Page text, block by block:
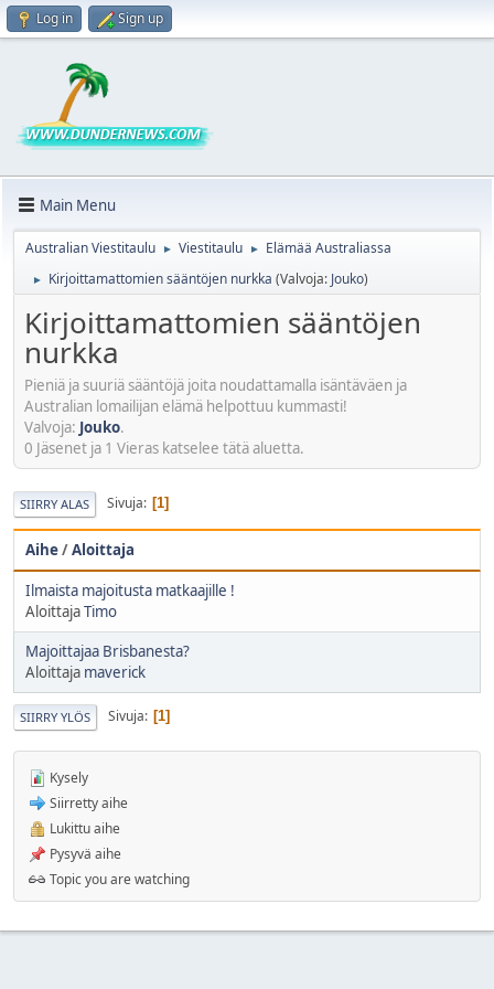
Log in Sign up
Main Menu
Australian Viestitaulu ► Viestitaulu ► Elämää Australiassa
► Kirjoittamattomien sääntöjen nurkka (Valvoja: Jouko)
Kirjoittamattomien sääntöjen
nurkka
Pieniä ja suuriä sääntöjä joita noudattamalla isäntäväen ja
Australian lomailijan elämä helpottuu kummasti!
Valvoja: Jouko.
0 Jäsenet ja 1 Vieras katselee tätä aluetta.
SIIRRY ALAS Sivuja 1
Aihe/Aloittaja
Ilmaista majoitusta matkaajille !
AloittajaTimo
Majoittajaa Brisbanesta?
Aloittaja maverick
SIIRRY YLÖS Sivuja 1
Kysely
Siirretty aihe
Lukittu aihe
Pysyvä aihe
Topic you are watching